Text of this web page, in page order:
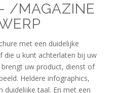
/MAGAZINE
met een duidelijke
die u kunt achterlaten bij uw
uw product, dienst of
Heldere infographics,
duidelijke taal. En met een